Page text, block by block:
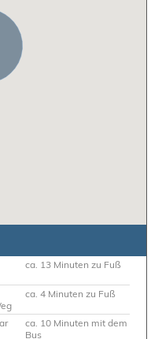
ca. 13 Minuten zu Fuß
ca. 4 Minuten zu Fuß
ca. 10 Minuten mit dem
Bus